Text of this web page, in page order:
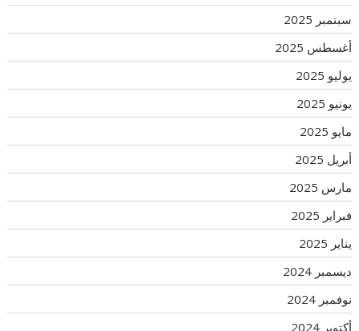
سبتمبر 2025
أغسطس 2025
يوليو 2025
يونيو 2025
مايو 2025
أبريل 2025
مارس 2025
فبراير 2025
يناير 2025
ديسمبر 2024
نوفمبر 2024
أكتوبر 2024